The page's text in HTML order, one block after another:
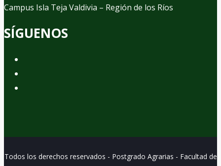
Campus Isla Teja Valdivia – Región de los Ríos
SÍGUENOS
Todos los derechos reservados - Postgrado Agrarias - Facultad de